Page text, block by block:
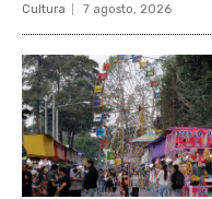
Cultura 7 agosto, 2026